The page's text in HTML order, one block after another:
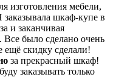
изготовления мебели,
шкаф-купе в
и заканчивая
было сделано очень
скидку сделали!
за прекрасный шкаф!
заказывать только